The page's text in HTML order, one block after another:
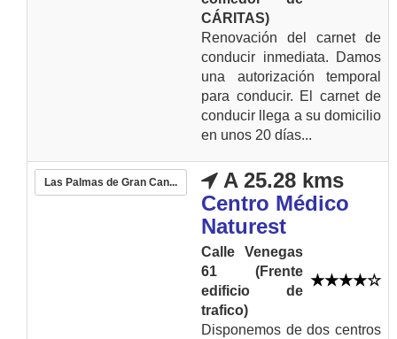
CÁRITAS)
Renovación del carnet de
conducir inmediata. Damos
una autorización temporal
para conducir. El carnet de
conducir llega a su domicilio
en unos 20 días...
Las Palmas de Gran Can...
A 25.28 kms
Centro Médico
Naturest
Calle Venegas
61 (Frente
edificio de
trafico)
Disponemos de dos centros